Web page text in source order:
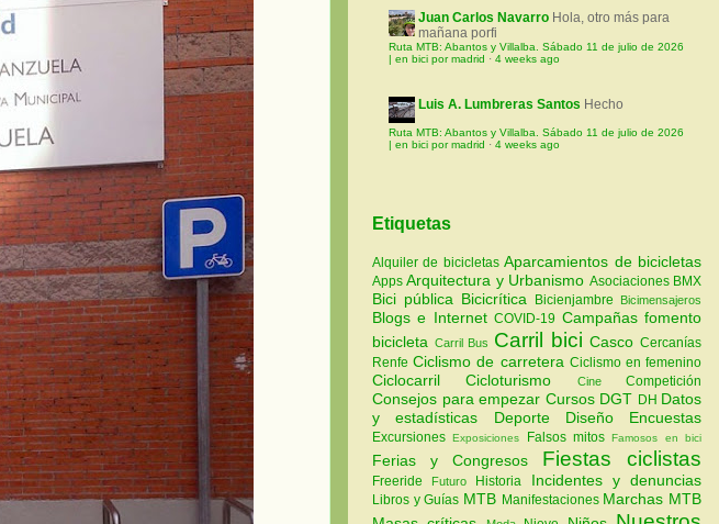
Juan Carlos Navarro Hola, otro más para
mañana porfi
Ruta MTB: Abantos y Villalba. Sábado 11 de julio de 2026
| en bici por madrid · 4 weeks ago
Luis A. Lumbreras Santos Hecho
Ruta MTB: Abantos y Villalba. Sábado 11 de julio de 2026
| en bici por madrid · 4 weeks ago
Etiquetas
Alquiler de bicicletasAparcamientos de bicicletas
AppsArquitectura y Urbanismo Asociaciones BMX
Bici pública Bicicrítica Bicienjambre Bicimensajeros
Blogs e InternetCOVID-19 Campañas fomento
bicicleta Carril Bus Carril biciCascoCercanías
RenfeCiclismo de carretera Ciclismo en femenino
CiclocarrilCicloturismo CineCompetición
Consejos para empezar Cursos DGT DH Datos
y estadísticas Deporte Diseño Encuestas
ExcursionesExposiciones Falsos mitosFamosos en bici
Ferias y Congresos Fiestas ciclistas
Freeride Futuro Historia Incidentes y denuncias
Libros y Guías MTB Manifestaciones Marchas MTB